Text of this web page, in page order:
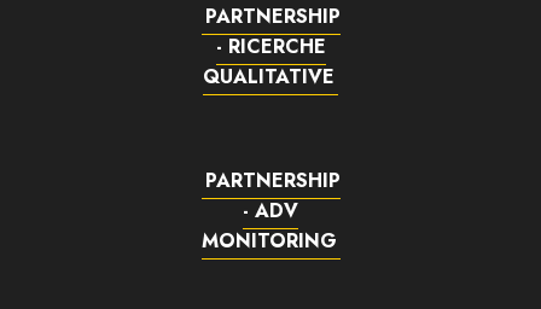
PARTNERSHIP
- RICERCHE
QUALITATIVE
PARTNERSHIP
- ADV
MONITORING